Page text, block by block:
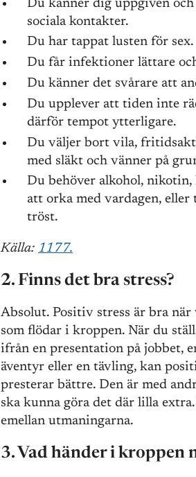
Du känner dig uppgiven
sociala kontakter.
Du har tappat lusten för sex.
Du får infektioner lättare
Du känner det svårare att
Du upplever att tiden inte
därför tempot ytterligare.
Du väljer bort vila,
med släkt och vänner på
Du behöver alkohol,
att orka med vardagen,
tröst.
Källa: 1177.
2. Finns det bra stress?
Absolut. Positiv stress är bra
som flödar i kroppen. När du
ifrån en presentation på jobbet,
äventyr eller en tävling, kan
presterar bättre. Den är med
ska kunna göra det där lilla
emellan utmaningarna.
3. Vad händer i kroppen